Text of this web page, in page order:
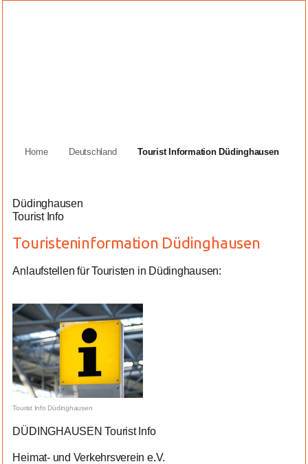
Home Deutschland Tourist Information Düdinghausen
Düdinghausen
Tourist Info
Touristeninformation Düdinghausen
Anlaufstellen für Touristen in Düdinghausen:
Tourist Info Düdinghausen
DÜDINGHAUSEN Tourist Info
Heimat- und Verkehrsverein e.V.